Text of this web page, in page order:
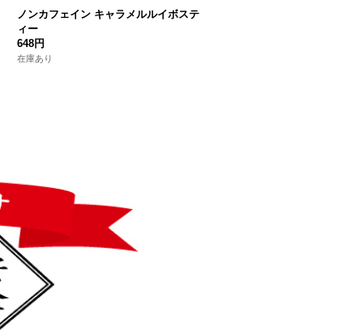
ノンカフェイン キャラメルルイボステ
ィー
648円
在庫あり